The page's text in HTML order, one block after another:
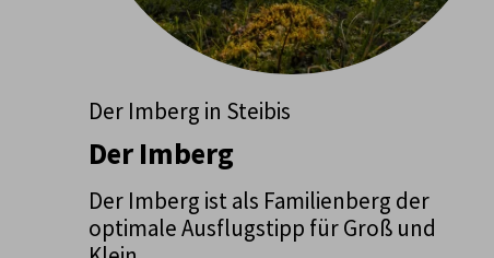
Der Imberg in Steibis
Der Imberg
Der Imberg ist als Familienberg der
optimale Ausflugstipp für Groß und